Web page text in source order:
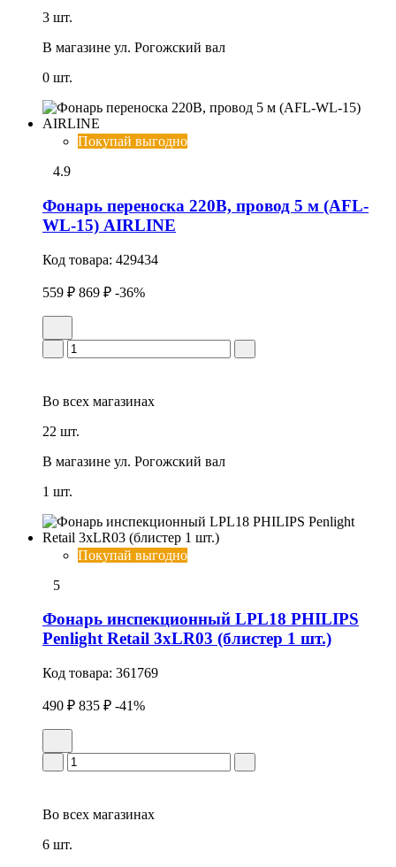
3 шт.
В магазине ул. Рогожский вал
0 шт.
Покупай выгодно
4.9
Фонарь переноска 220В, провод 5 м (AFL-
WL-15) AIRLINE
Код товара: 429434
559 ₽ 869 ₽ -36%
Во всех магазинах
22 шт.
В магазине ул. Рогожский вал
1 шт.
Покупай выгодно
5
Фонарь инспекционный LPL18 PHILIPS
Penlight Retail 3xLR03 (блистер 1 шт.)
Код товара: 361769
490 ₽ 835 ₽ -41%
Во всех магазинах
6 шт.